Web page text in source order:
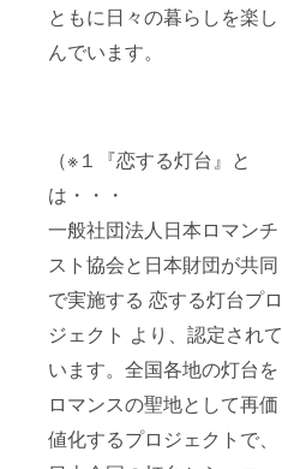
ともに日々の暮らしを楽し
んでいます。
（※１『恋する灯台』と
は・・・
一般社団法人日本ロマンチ
スト協会と日本財団が共同
で実施する 恋する灯台プロ
ジェクト より、認定されて
います。全国各地の灯台を
ロマンスの聖地として再価
値化するプロジェクトで、